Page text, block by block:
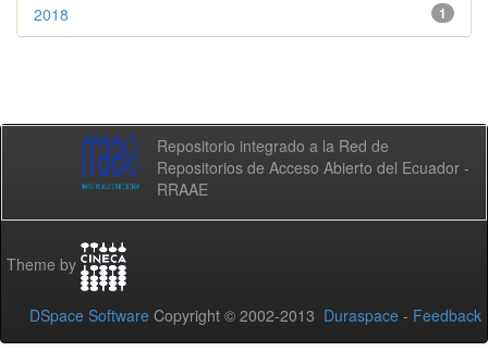
1
2018
Repositorio integrado a la Red de
Repositorios de Acceso Abierto del Ecuador -
RRAAE
Theme by
DSpace Software Copyright © 2002-2013 Duraspace - Feedback